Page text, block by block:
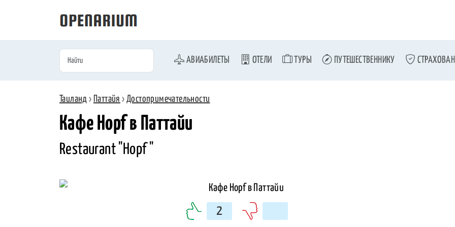
АВИАБИЛЕТЫ ОТЕЛИ ТУРЫ ПУТЕШЕСТВЕННИКУ
Таиланд › Паттайя ›Достопримечательности
Кафе Hopf в Паттайи
Restaurant "Hopf "
2